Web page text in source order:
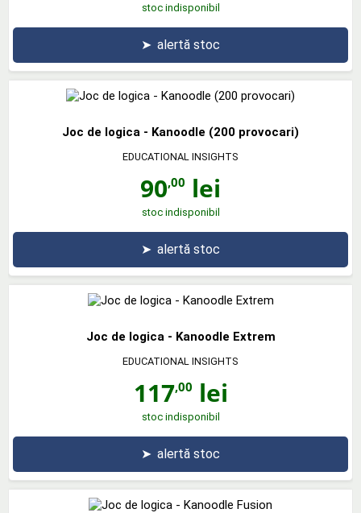
stoc indisponibil
➤ alertă stoc
Joc de logica - Kanoodle (200 provocari)
EDUCATIONAL INSIGHTS
90,00 lei
stoc indisponibil
➤ alertă stoc
Joc de logica - Kanoodle Extrem
EDUCATIONAL INSIGHTS
117,00 lei
stoc indisponibil
➤ alertă stoc